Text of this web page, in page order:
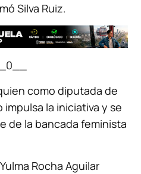
Silva Ruiz.
como diputada de
la iniciativa y se
de la bancada feminista
Rocha Aguilar